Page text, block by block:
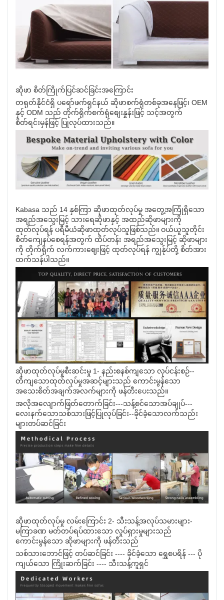
ဆိုဖာ စိတ်ကြိုက်ပြင်ဆင်ခြင်းအကြောင်း
တရုတ်နိုင်ငံရှိ ပရော်ဖက်ရှင်နယ် ဆိုဖာစက်ရုံတစ်ခုအနေဖြင့်၊ OEM
နှင့် ODM သည် တိုက်ရိုက်စက်ရုံစျေးနှုန်းဖြင့် သင့်အတွက်
စိတ်ရင်းမှန်ဖြင့် ပြုလုပ်ထားသည်။
Kabasa သည် 14 နှစ်ကြာ ဆိုဖာထုတ်လုပ်မှု အတွေ့အကြုံရှိသော
အရည်အသွေးမြင့် သားရေဆိုဖာနှင့် အထည်ဆိုဖာများကို
ထုတ်လုပ်ရန် ပရီမီယံဆိုဖာထုတ်လုပ်သူဖြစ်သည်။ ဝယ်ယူသူတိုင်း
စိတ်ကျေနပ်စေရန်အတွက် ထိပ်တန်း အရည်အသွေးမြင့် ဆိုဖာများ
ကို တိုက်ရိုက် လက်ကားဈေးဖြင့် ထုတ်လုပ်ရန် ကျွန်ုပ်တို့ စိတ်အား
ထက်သန်ပါသည်။
ဆိုဖာထုတ်လုပ်မှုစီးဆင်းမှု 1- နည်းစနစ်ကျသော လုပ်ငန်းစဉ်--
တိကျသောထုတ်လုပ်မှုအဆင့်များသည် ကောင်းမွန်သော
အသေးစိတ်အချက်အလက်များကို ဖန်တီးပေးသည်။
အလိုအလျောက်ဖြတ်တောက်ခြင်း---သန့်စင်သောအပ်ချုပ်---
လေးနက်သောသစ်သားဖြင့်ပြုလုပ်ခြင်း--ခိုင်ခံ့သောလက်သည်း
များတပ်ဆင်ခြင်း
ဆိုဖာထုတ်လုပ်မှု လမ်းကြောင်း 2- သီးသန့်အလုပ်သမားများ-
မကြာခဏ မတ်တပ်ရပ်ထားသော လှုပ်ရှားမှုများသည်
ကောင်းမွန်သော ဆိုဖာများကို ဖန်တီးသည်
သစ်သားဘောင်ဖြင့် တပ်ဆင်ခြင်း ---- ခိုင်ခံ့သော ရွှေစပရိန် --- ပို
ကျယ်သော ကြိုးဆက်ခြင်း ---- သီးသန့်ကူရှင်